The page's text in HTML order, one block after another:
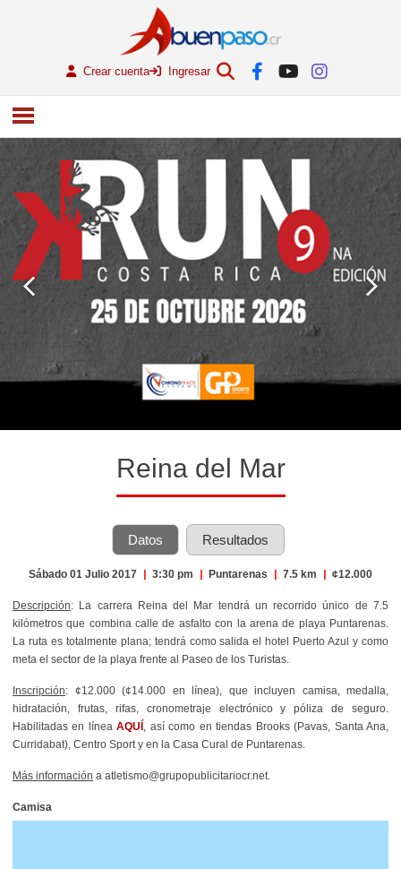
Crear cuenta Ingresar
Reina del Mar
Datos Resultados
Sábado 01 Julio 2017 | 3:30 pm | Puntarenas | 7.5 km | ¢12.000
Descripción: La carrera Reina del Mar tendrá un recorrido único de 7.5
kilómetros que combina calle de asfalto con la arena de playa Puntarenas.
La ruta es totalmente plana; tendrá como salida el hotel Puerto Azul y como
meta el sector de la playa frente al Paseo de los Turistas.
Inscripción: ¢12.000 (¢14.000 en línea), que incluyen camisa, medalla,
hidratación, frutas, rifas, cronometraje electrónico y póliza de seguro.
Habilitadas en líneaAQUÍ , así como en tiendas Brooks (Pavas, Santa Ana,
Curridabat), Centro Sport y en la Casa Cural de Puntarenas.
Más información a atletismo@grupopublicitariocr.net.
Camisa